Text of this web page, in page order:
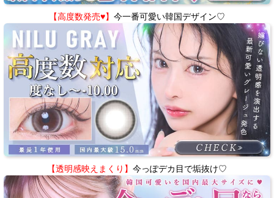
【高度数発売♥】 今一番可愛い韓国デザイン♡
【透明感映えまくり】 今っぽデカ目で垢抜け♡